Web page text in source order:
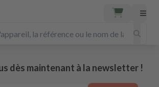
dès maintenant à la newsletter !